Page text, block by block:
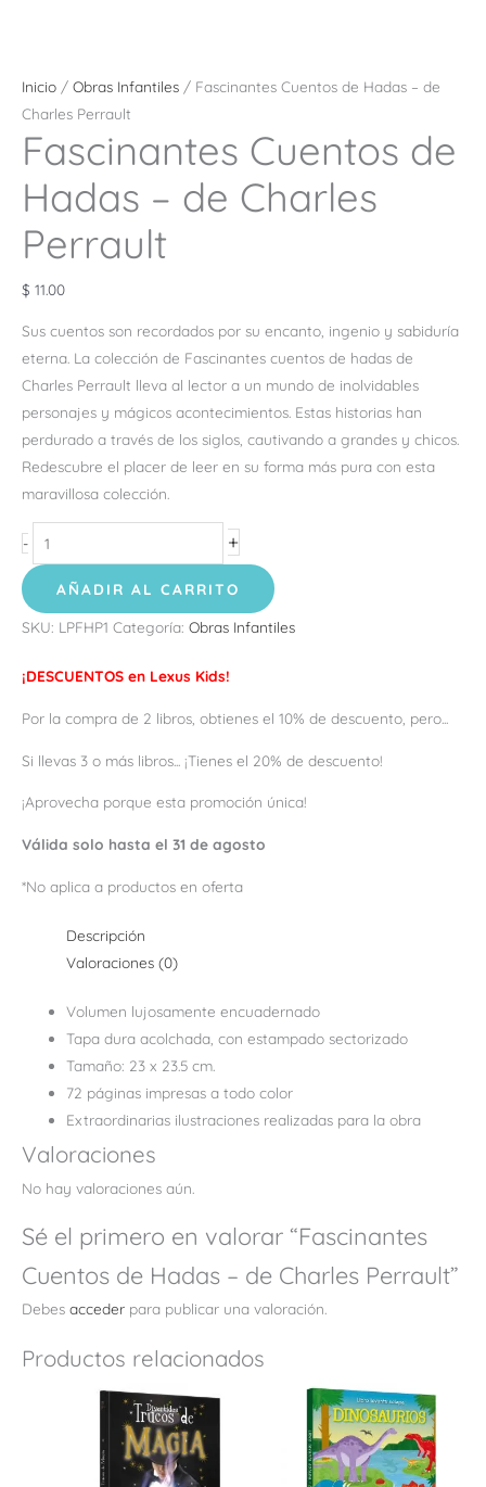
Inicio / Obras Infantiles / Fascinantes Cuentos de Hadas – de
Charles Perrault
Fascinantes Cuentos de
Hadas – de Charles
Perrault
$ 11.00
Sus cuentos son recordados por su encanto, ingenio y sabiduría
eterna. La colección de Fascinantes cuentos de hadas de
Charles Perrault lleva al lector a un mundo de inolvidables
personajes y mágicos acontecimientos. Estas historias han
perdurado a través de los siglos, cautivando a grandes y chicos.
Redescubre el placer de leer en su forma más pura con esta
maravillosa colección.
- +
AÑADIR AL CARRITO
SKU: LPFHP1 Categoría: Obras Infantiles
¡DESCUENTOS en Lexus Kids!
Por la compra de 2 libros, obtienes el 10% de descuento, pero...
Si llevas 3 o más libros... ¡Tienes el 20% de descuento!
¡Aprovecha porque esta promoción única!
Válida solo hasta el 31 de agosto
*No aplica a productos en oferta
Descripción
Valoraciones (0)
Volumen lujosamente encuadernado
Tapa dura acolchada, con estampado sectorizado
Tamaño: 23 x 23.5 cm.
72 páginas impresas a todo color
Extraordinarias ilustraciones realizadas para la obra
Valoraciones
No hay valoraciones aún.
Sé el primero en valorar “Fascinantes
Cuentos de Hadas – de Charles Perrault”
Debes acceder para publicar una valoración.
Productos relacionados